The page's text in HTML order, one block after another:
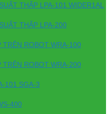
THẤP LPA-101 WIDER1AL
THẤP LPA-200
ROBOT WRA-100
ROBOT WRA-200
101 SGA-3
400